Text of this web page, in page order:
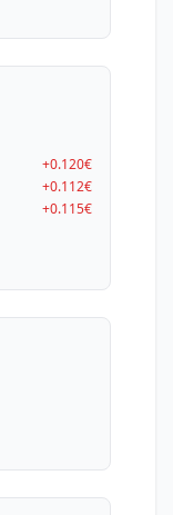
+0.120€
+0.112€
+0.115€